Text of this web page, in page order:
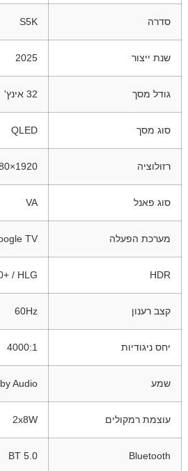
סדרה S5K
שנת ייצור 2025
גודל מסך 32 אינץ'
סוג מסך QLED
רזולוציה 1920×1080 Full HD
סוג פאנל VA
מערכת הפעלה TV
HDR
/ HLG
קצב רענון 60Hz
יחס ניגודיות 4000:1
שמע Audio
עוצמת רמקולים 2x8W
Bluetooth
BT 5.0